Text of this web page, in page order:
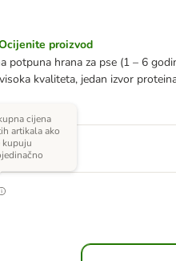
proizvod
potpuna hrana za pse (1 – 6
kvaliteta, jedan izvor
cijena
artikala ako
kupuju